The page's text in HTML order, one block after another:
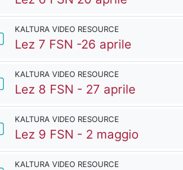
KALTURA VIDEO RESOURCE
Lez 7 FSN -26 aprile
KALTURA VIDEO RESOURCE
Lez 8 FSN - 27 aprile
KALTURA VIDEO RESOURCE
Lez 9 FSN - 2 maggio
KALTURA VIDEO RESOURCE